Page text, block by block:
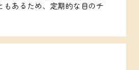
もあるため、定期的な目のチ